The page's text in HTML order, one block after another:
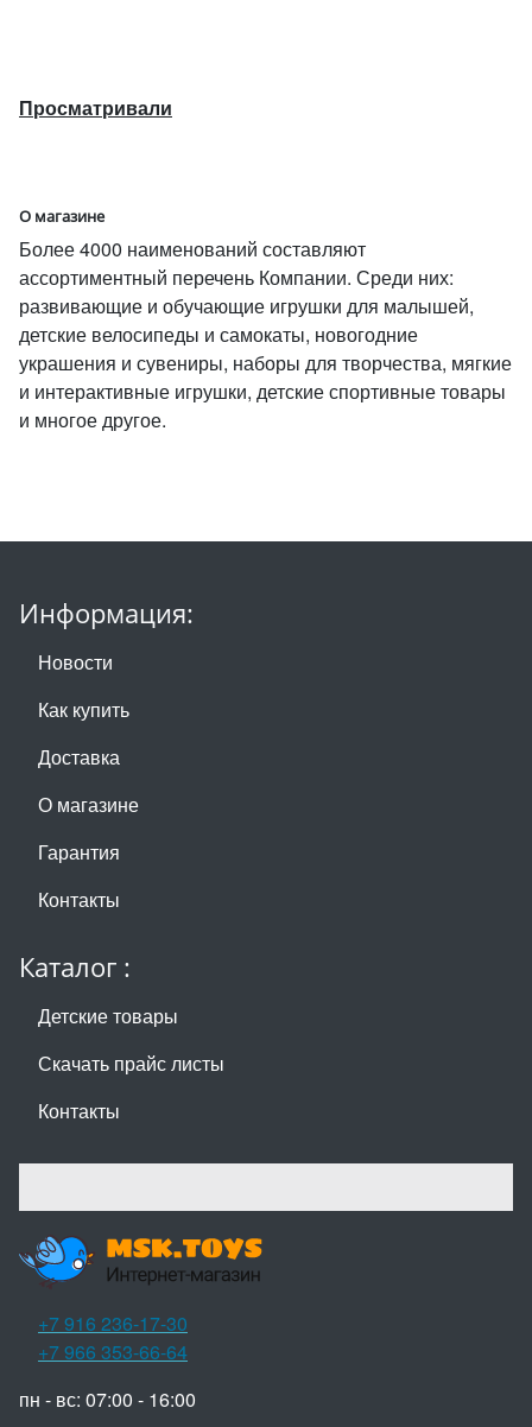
Просматривали
О магазине
Более 4000 наименований составляют
ассортиментный перечень Компании. Среди них:
развивающие и обучающие игрушки для малышей,
детские велосипеды и самокаты, новогодние
украшения и сувениры, наборы для творчества, мягкие
и интерактивные игрушки, детские спортивные товары
и многое другое.
Информация:
Новости
Как купить
Доставка
О магазине
Гарантия
Контакты
Каталог :
Детские товары
Скачать прайс листы
Контакты
+7 916 236-17-30
+7 966 353-66-64
пн - вс: 07:00 - 16:00